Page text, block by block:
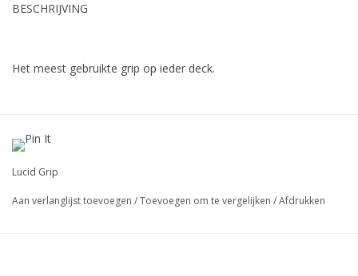
BESCHRIJVING
Het meest gebruikte grip op ieder deck.
Je kunt met deze grip op blote voeten rijden, zonder dat je
Lucid Grip
Aan verlanglijst toevoegen /Toevoegen om te vergelijken /Afdrukken